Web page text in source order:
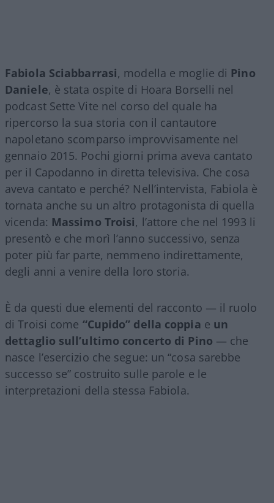
Fabiola Sciabbarrasi, modella e moglie di Pino
Daniele, è stata ospite di Hoara Borselli nel
podcast Sette Vite nel corso del quale ha
ripercorso la sua storia con il cantautore
napoletano scomparso improvvisamente nel
gennaio 2015. Pochi giorni prima aveva cantato
per il Capodanno in diretta televisiva. Che cosa
aveva cantato e perché? Nell’intervista, Fabiola è
tornata anche su un altro protagonista di quella
vicenda: Massimo Troisi, l’attore che nel 1993 li
presentò e che morì l’anno successivo, senza
poter più far parte, nemmeno indirettamente,
degli anni a venire della loro storia.
È da questi due elementi del racconto — il ruolo
di Troisi come “Cupido” della coppia e un
dettaglio sull’ultimo concerto di Pino — che
nasce l’esercizio che segue: un “cosa sarebbe
successo se” costruito sulle parole e le
interpretazioni della stessa Fabiola.